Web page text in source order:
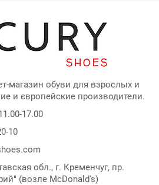
магазин обуви для взрослых и
и європейские производители.
17.00
10
обл., г. Кременчуг, пр.
(возле McDonald's)